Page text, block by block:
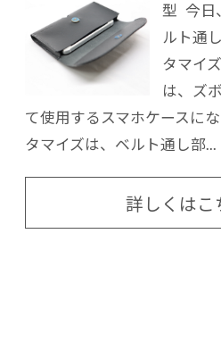
型 今日
ルト通
タマイ
は、ズ
て使用するスマホケースに
タマイズは、ベルト通し部...
詳しくはこ